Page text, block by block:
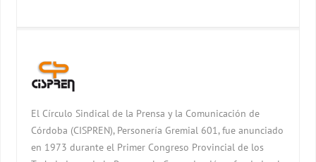
El Círculo Sindical de la Prensa y la Comunicación de
Córdoba (CISPREN), Personería Gremial 601, fue anunciado
en 1973 durante el Primer Congreso Provincial de los